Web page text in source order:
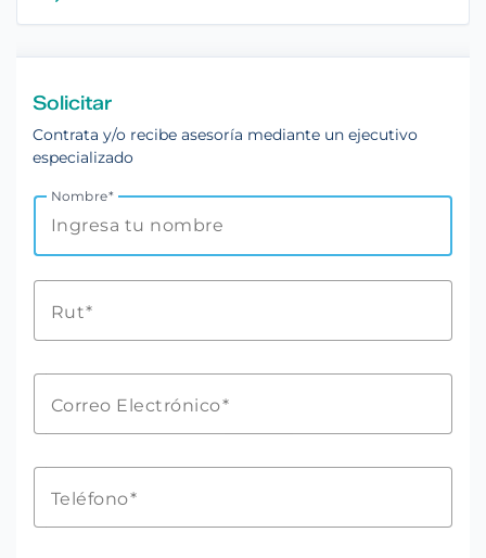
Solicitar
Contrata y/o recibe asesoría mediante un ejecutivo
especializado
Nombre
Rut
Correo Electrónico
Teléfono